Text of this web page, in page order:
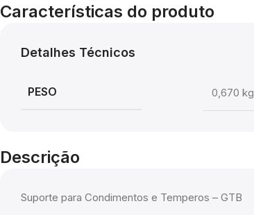
Características do produto
Detalhes Técnicos
PESO 0,670 kg
Descrição
Suporte para Condimentos e Temperos – GTB